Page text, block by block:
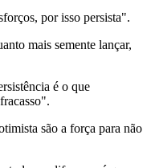
por isso persista".
mais semente lançar,
é o que
são a força para não